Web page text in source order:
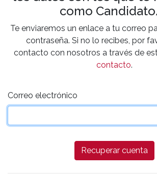
como
Te enviaremos un enlace a tu correo
contraseña. Si no lo recibes, por
contacto con nosotros a través de
contacto.
Correo electrónico